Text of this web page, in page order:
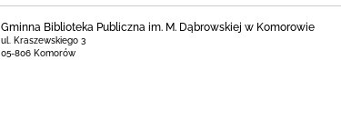
Gminna Biblioteka Publiczna im. M. Dąbrowskiej w Komorowie
ul. Kraszewskiego 3
05-806 Komorów